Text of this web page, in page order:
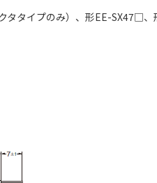
タタイプのみ）、形EE-SX47□